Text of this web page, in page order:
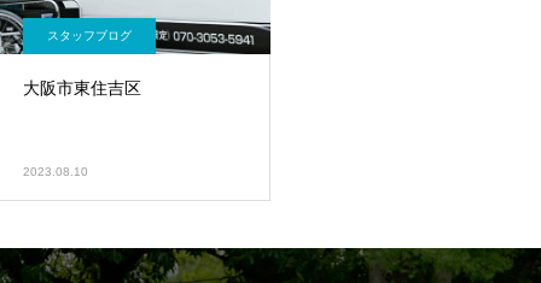
スタッフブログ
大阪市東住吉区
2023.08.10